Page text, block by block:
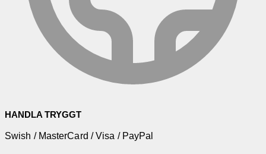
HANDLA TRYGGT
Swish / MasterCard / Visa / PayPal